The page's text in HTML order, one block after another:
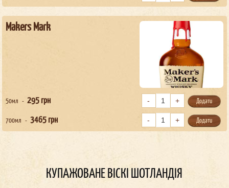
Makers Mark
50мл 295 грн Додати
700мл 3465 грн Додати
КУПАЖОВАНЕ ВІСКІ ШОТЛАНДІЯ